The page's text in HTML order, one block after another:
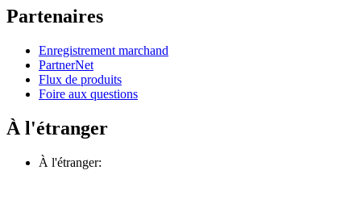
Partenaires
Enregistrement marchand
PartnerNet
Flux de produits
Foire aux questions
À l'étranger
À l'étranger: